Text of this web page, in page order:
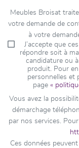
Meubles Broisat
votre demande de
à votre
J’accepte que
répondre soit à
candidature ou
produit. Pour
personnelles et
page «
Vous avez la
démarchage
par nos services.
Ces données